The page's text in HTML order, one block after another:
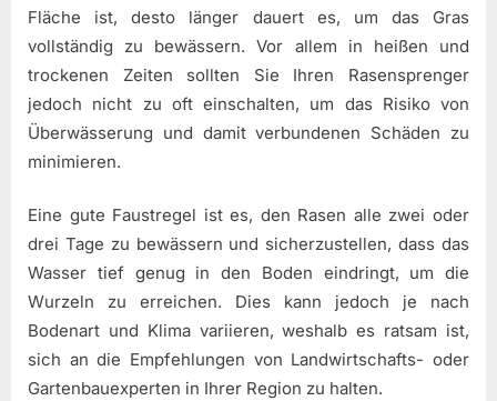
Fläche ist, desto länger dauert es, um das Gras
vollständig zu bewässern. Vor allem in heißen und
trockenen Zeiten sollten Sie Ihren Rasensprenger
jedoch nicht zu oft einschalten, um das Risiko von
Überwässerung und damit verbundenen Schäden zu
minimieren.
Eine gute Faustregel ist es, den Rasen alle zwei oder
drei Tage zu bewässern und sicherzustellen, dass das
Wasser tief genug in den Boden eindringt, um die
Wurzeln zu erreichen. Dies kann jedoch je nach
Bodenart und Klima variieren, weshalb es ratsam ist,
sich an die Empfehlungen von Landwirtschafts- oder
Gartenbauexperten in Ihrer Region zu halten.